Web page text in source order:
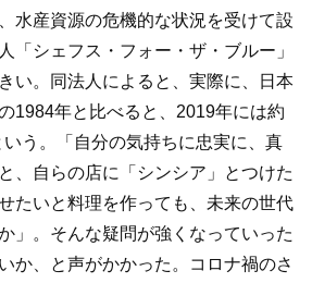
水産資源の危機的な状況を受けて設
「シェフス・フォー・ザ・ブルー」
い。同法人によると、実際に、日本
1984年と比べると、2019年には約
う。「自分の気持ちに忠実に、真
、自らの店に「シンシア」とつけた
たいと料理を作っても、未来の世代
」。そんな疑問が強くなっていった
か、と声がかかった。コロナ禍のさ